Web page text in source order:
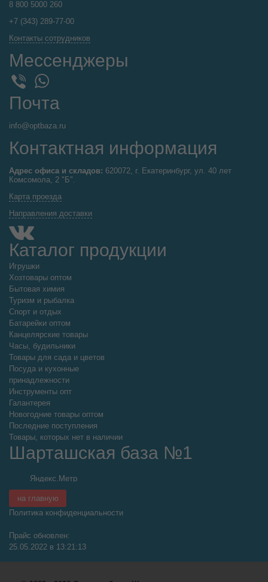
8 800 5000 260
+7 (343) 289-77-00
Контакты сотрудников
Мессенджеры
WhatsApp
Почта
info@optbaza.ru
Контактная информация
Адрес офиса и складов: 620072, г. Екатеринбург, ул. 40 лет
Комсомола, 2 "Б".
Карта проезда
Направления доставки
Каталог продукции
Игрушки
Хозтовары оптом
Бытовая химия
Туризм и рыбалка
Спорт и отдых
Батарейки оптом
Канцелярские товары
Часы, будильники
Товары для сада и цветов
Посуда и кухонные
принадлежности
Инструменты опт
Галантерея
Новогодние товары оптом
Последние поступления
Товары, которых нет в наличии
Шарташская база №1
на главную
Политика конфиденциальности
Прайс обновлен:
25.05.2022 в 13:21:13